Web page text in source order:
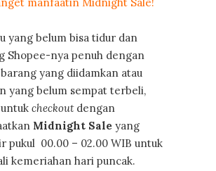
yang belum bisa tidur dan
Shopee-nya penuh dengan
yang diidamkan atau
yang belum sempat terbeli,
checkout dengan
Midnight Sale yang
pukul 00.00 – 02.00 WIB untuk
kemeriahan hari puncak.